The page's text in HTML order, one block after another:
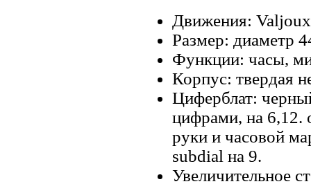
Движения:
Размер: диаметр
Функции: часы,
Корпус: твердая
Циферблат:
цифрами, на 6,12.
руки и часовой
subdial на 9.
Увеличительное